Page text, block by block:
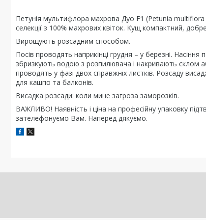
Петунія мультифлора махрова Дуо F1 (Petunia multiflora
селекції з 100% махрових квіток. Кущ компактний,
Вирощують розсадним способом.
Посів проводять наприкінці грудня – у березні.
збризкують водою з розпилювача і накривають склом
проводять у фазі двох справжніх листків. Розсаду
для кашпо та балконів.
Висадка розсади: коли мине загроза заморозків.
ВАЖЛИВО! Наявність і ціна на професійну упаковку
зателефонуємо Вам. Наперед дякуємо.